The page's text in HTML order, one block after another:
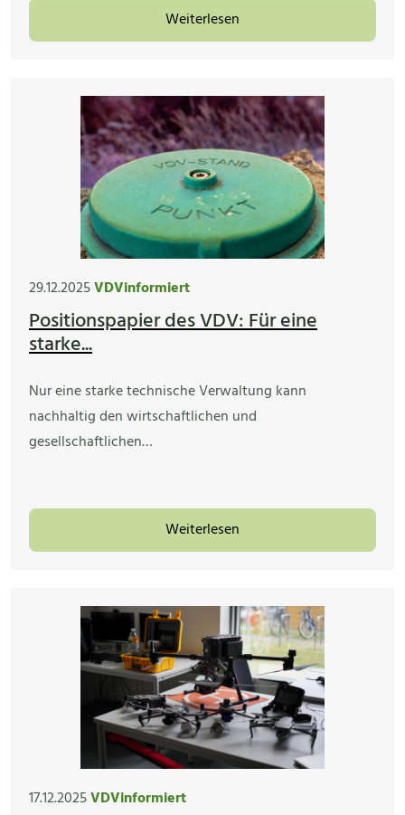
Weiterlesen
29.12.2025VDVinformiert
Positionspapier des VDV: Für eine
starke...
Nur eine starke technische Verwaltung kann
nachhaltig den wirtschaftlichen und
gesellschaftlichen…
Weiterlesen
17.12.2025VDVinformiert